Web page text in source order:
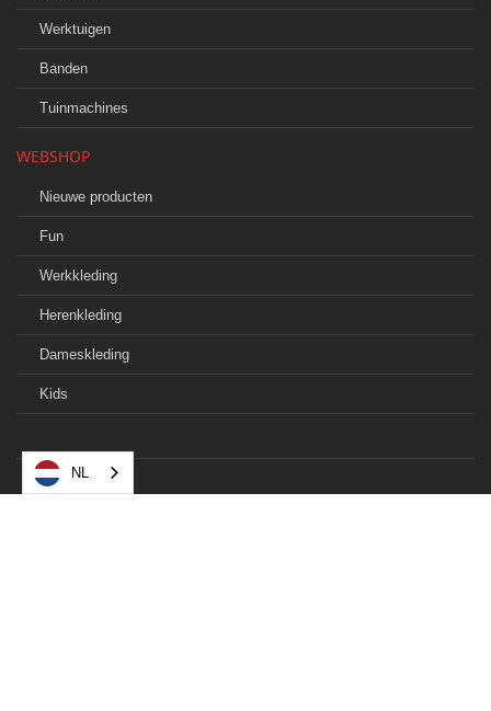
Werktuigen
Banden
Tuinmachines
WEBSHOP
Nieuwe producten
Fun
Werkkleding
Herenkleding
Dameskleding
Kids
NL